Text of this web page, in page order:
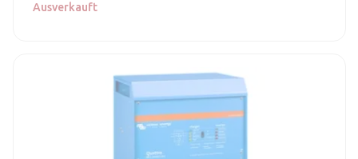
Ausverkauft